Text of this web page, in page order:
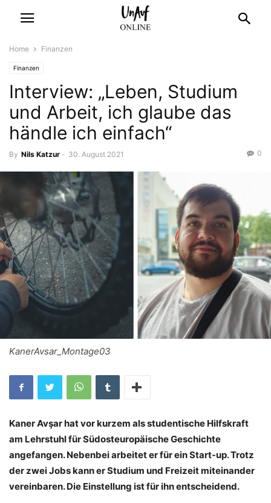
Home Finanzen
Finanzen
Interview: „Leben, Studium
und Arbeit, ich glaube das
händle ich einfach“
By Nils Katzur - 30. August 2021 0
KanerAvsar_Montage03
Kaner Avşar hat vor kurzem als studentische Hilfskraft
am Lehrstuhl für Südosteuropäische Geschichte
angefangen. Nebenbei arbeitet er für ein Start-up. Trotz
der zwei Jobs kann er Studium und Freizeit miteinander
vereinbaren. Die Einstellung ist für ihn entscheidend.